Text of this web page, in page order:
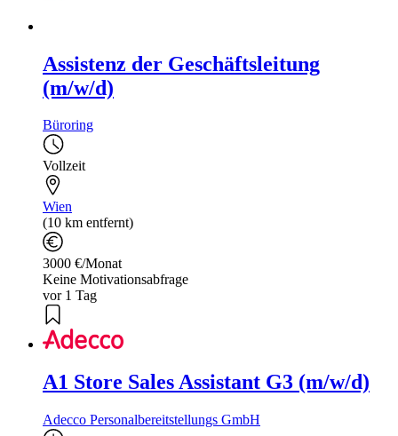
Assistenz der Geschäftsleitung
(m/w/d)
Büroring
Vollzeit
Wien
(10 km entfernt)
3000 €/Monat
Keine Motivationsabfrage
vor 1 Tag
A1 Store Sales Assistant G3 (m/w/d)
Adecco Personalbereitstellungs GmbH